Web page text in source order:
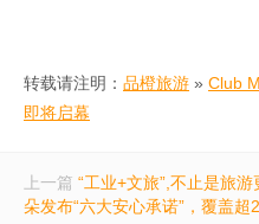
转载请注明： 品橙旅游 » Club
即将启幕
上一篇 “工业+文旅”,不止是旅
朵发布“六大安心承诺”，覆盖超